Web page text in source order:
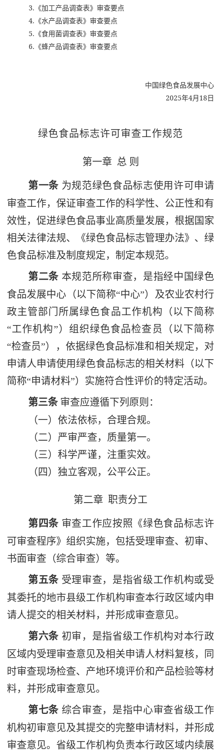
3.《加工产品调查表》审查要点
4.《水产品调查表》审查要点
5.《食用菌调查表》审查要点
6.《蜂产品调查表》审查要点
中国绿色食品发展中心
2025年4月18日
绿色食品标志许可审查工作规范
第一章 总 则
第一条 为规范绿色食品标志使用许可申请
审查工作，保证审查工作的科学性、公正性和有
效性，促进绿色食品事业高质量发展，根据国家
相关法律法规、《绿色食品标志管理办法》、绿
色食品标准及制度规定，制定本规范。
第二条 本规范所称审查，是指经中国绿色
食品发展中心（以下简称“中心”）及农业农村行
政主管部门所属绿色食品工作机构（以下简称
“工作机构”）组织绿色食品检查员（以下简称
“检查员”），依据绿色食品标准和相关规定，对
申请人申请使用绿色食品标志的相关材料（以下
简称“申请材料”）实施符合性评价的特定活动。
第三条 审查应遵循下列原则：
（一）依法依标，合理合规。
（二）严审严查，质量第一。
（三）科学严谨，注重实效。
（四）独立客观，公平公正。
第二章 职责分工
第四条 审查工作应按照《绿色食品标志许
可审查程序》组织实施，包括受理审查、初审、
书面审查（综合审查）等。
第五条 受理审查，是指省级工作机构或受
其委托的地市县级工作机构审查本行政区域内申
请人提交的相关材料，并形成审查意见。
第六条 初审，是指省级工作机构对本行政
区域内受理审查意见及相关申请人材料复核，同
时审查现场检查、产地环境评价和产品检验等材
料，并形成审查意见。
第七条 综合审查，是指中心审查省级工作
机构初审意见及其提交的完整申请材料，并形成
审查意见。省级工作机构负责本行政区域内续展